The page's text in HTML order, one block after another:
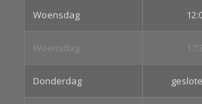
Woensdag
Woensdag
Donderdag